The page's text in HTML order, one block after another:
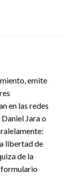
emite
en las redes
Jara o
libertad de
de la
formulario